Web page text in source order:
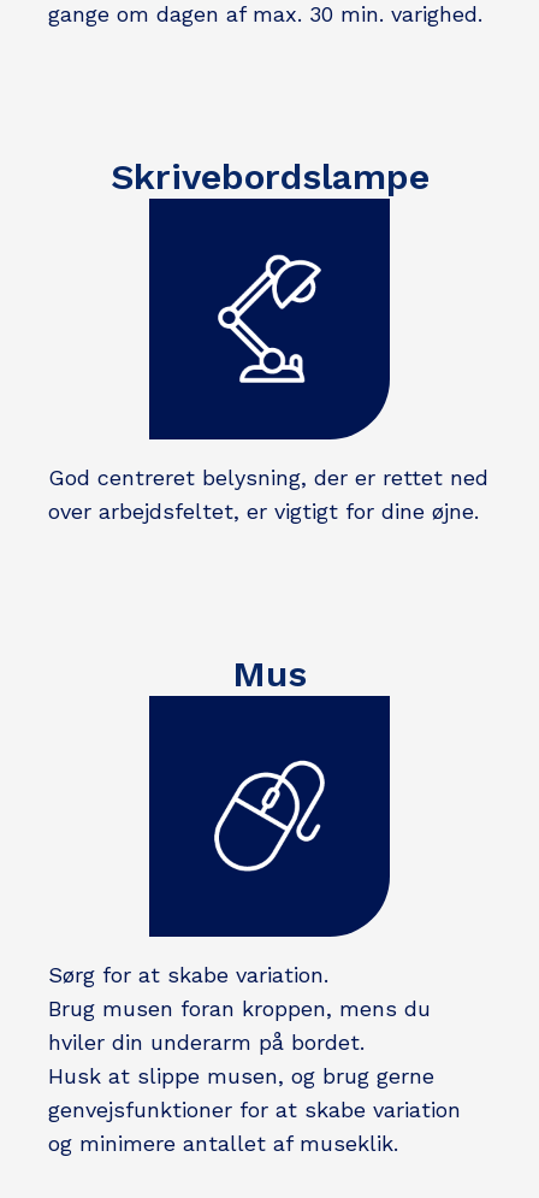
gange om dagen af max. 30 min. varighed.
Skrivebordslampe
God centreret belysning, der er rettet ned
over arbejdsfeltet, er vigtigt for dine øjne.
Mus
Sørg for at skabe variation.
Brug musen foran kroppen, mens du
hviler din underarm på bordet.
Husk at slippe musen, og brug gerne
genvejsfunktioner for at skabe variation
og minimere antallet af museklik.